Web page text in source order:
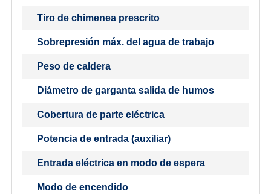
Tiro de chimenea prescrito
Sobrepresión máx. del agua de trabajo
Peso de caldera
Diámetro de garganta salida de humos
Cobertura de parte eléctrica
Potencia de entrada (auxiliar)
Entrada eléctrica en modo de espera
Modo de encendido